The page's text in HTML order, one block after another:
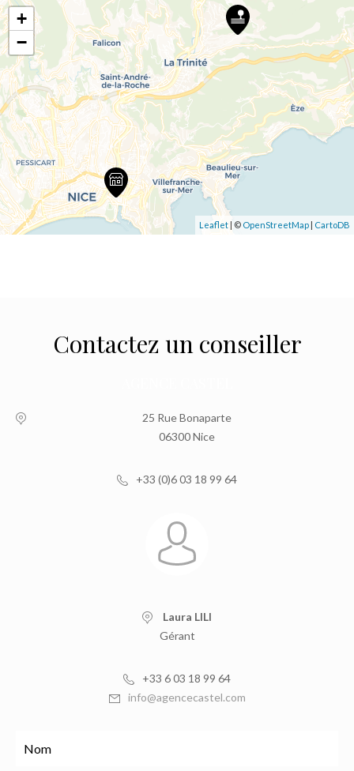
+
−
Leaflet| © OpenStreetMap | CartoDB
Contactez un conseiller
25 Rue Bonaparte
06300 Nice
+33 (0)6 03 18 99 64
Laura LILI
Gérant
+33 6 03 18 99 64
info@agencecastel.com